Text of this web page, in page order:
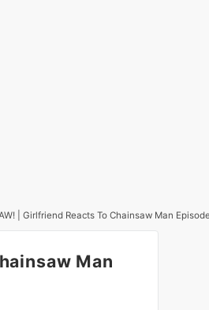
| Girlfriend Reacts To Chainsaw Man
Man